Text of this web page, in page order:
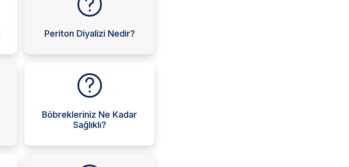
Periton Diyalizi Nedir?
Böbrekleriniz Ne Kadar
Sağlıklı?